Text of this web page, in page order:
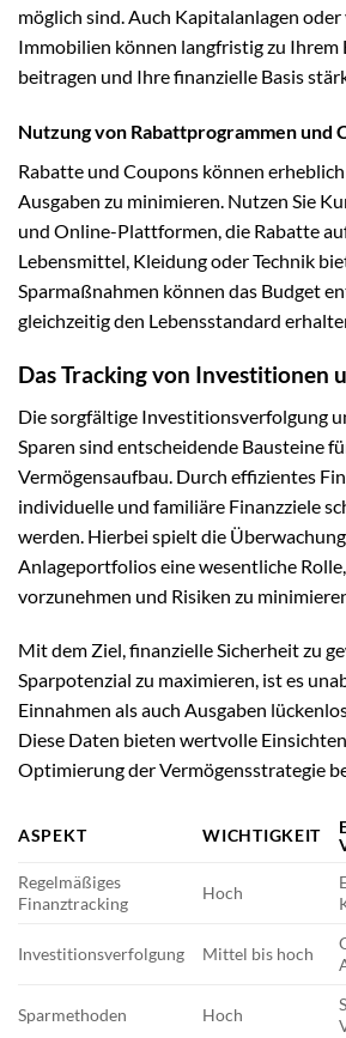
möglich sind. Auch Kapitalanlagen
Immobilien können langfristig zu Ihrem
beitragen und Ihre finanzielle Basis
Nutzung von Rabattprogrammen und
Rabatte und Coupons können
Ausgaben zu minimieren. Nutzen Sie
und Online-Plattformen, die Rabatte
Lebensmittel, Kleidung oder Technik
Sparmaßnahmen können das Budget
gleichzeitig den Lebensstandard
Das Tracking von Investitionen
Die sorgfältige Investitionsverfolgung
Sparen sind entscheidende Bausteine
Vermögensaufbau. Durch effizientes
individuelle und familiäre Finanzziele
werden. Hierbei spielt die
Anlageportfolios eine wesentliche
vorzunehmen und Risiken zu
Mit dem Ziel, finanzielle Sicherheit zu
Sparpotenzial zu maximieren, ist es
Einnahmen als auch Ausgaben
Diese Daten bieten wertvolle
Optimierung der Vermögensstrategie
ASPEKT WICHTIGKEIT
Regelmäßiges
Finanztracking
Hoch
Investitionsverfolgung Mittel bis hoch
Sparmethoden Hoch